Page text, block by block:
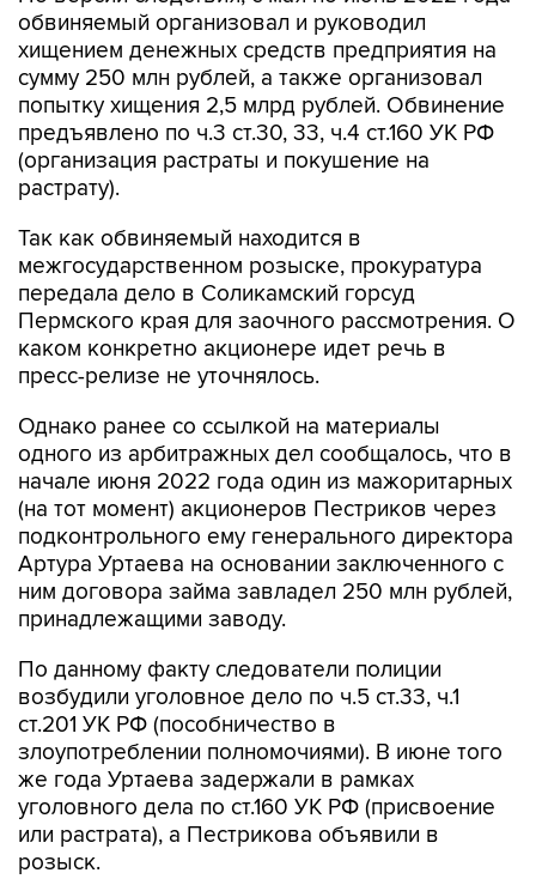
обвиняемый организовал и руководил
хищением денежных средств предприятия на
сумму 250 млн рублей, а также организовал
попытку хищения 2,5 млрд рублей. Обвинение
предъявлено по ч.3 ст.30, 33, ч.4 ст.160 УК РФ
(организация растраты и покушение на
растрату).
Так как обвиняемый находится в
межгосударственном розыске, прокуратура
передала дело в Соликамский горсуд
Пермского края для заочного рассмотрения. О
каком конкретно акционере идет речь в
пресс-релизе не уточнялось.
Однако ранее со ссылкой на материалы
одного из арбитражных дел сообщалось, что в
начале июня 2022 года один из мажоритарных
(на тот момент) акционеров Пестриков через
подконтрольного ему генерального директора
Артура Уртаева на основании заключенного с
ним договора займа завладел 250 млн рублей,
принадлежащими заводу.
По данному факту следователи полиции
возбудили уголовное дело по ч.5 ст.33, ч.1
ст.201 УК РФ (пособничество в
злоупотреблении полномочиями). В июне того
же года Уртаева задержали в рамках
уголовного дела по ст.160 УК РФ (присвоение
или растрата), а Пестрикова объявили в
розыск.